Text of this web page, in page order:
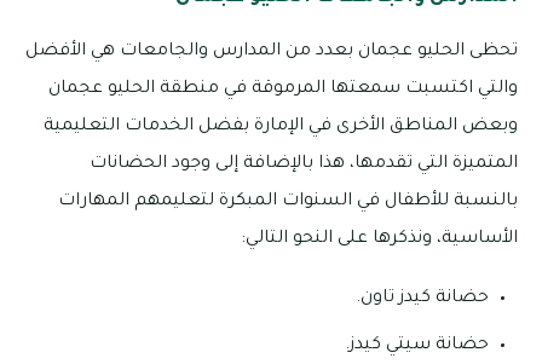
تحظى الحليو عجمان بعدد من المدارس والجامعات هي الأفضل
والتي اكتسبت سمعتها المرموقة في منطقة الحليو عجمان
وبعض المناطق الأخرى في الإمارة بفضل الخدمات التعليمية
المتميزة التي تقدمها، هذا بالإضافة إلى وجود الحضانات
بالنسبة للأطفال في السنوات المبكرة لتعليمهم المهارات
الأساسية، ونذكرها على النحو التالي:
حضانة كيدز تاون.
حضانة سيتي كيدز.